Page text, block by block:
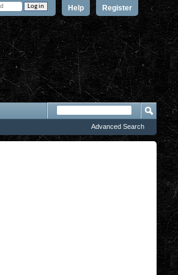
Register
Help
Advanced Search